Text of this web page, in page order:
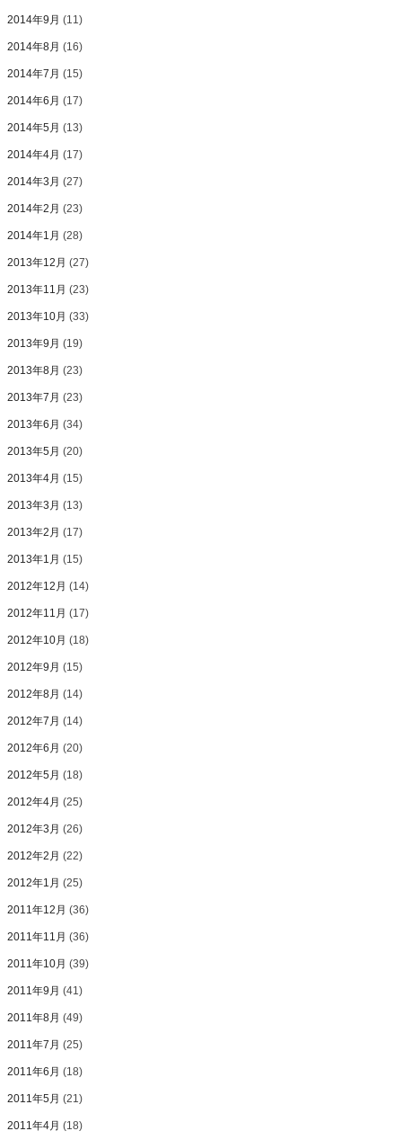
2014年9月 (11)
2014年8月 (16)
2014年7月 (15)
2014年6月 (17)
2014年5月 (13)
2014年4月 (17)
2014年3月 (27)
2014年2月 (23)
2014年1月 (28)
2013年12月 (27)
2013年11月 (23)
2013年10月 (33)
2013年9月 (19)
2013年8月 (23)
2013年7月 (23)
2013年6月 (34)
2013年5月 (20)
2013年4月 (15)
2013年3月 (13)
2013年2月 (17)
2013年1月 (15)
2012年12月 (14)
2012年11月 (17)
2012年10月 (18)
2012年9月 (15)
2012年8月 (14)
2012年7月 (14)
2012年6月 (20)
2012年5月 (18)
2012年4月 (25)
2012年3月 (26)
2012年2月 (22)
2012年1月 (25)
2011年12月 (36)
2011年11月 (36)
2011年10月 (39)
2011年9月 (41)
2011年8月 (49)
2011年7月 (25)
2011年6月 (18)
2011年5月 (21)
2011年4月 (18)